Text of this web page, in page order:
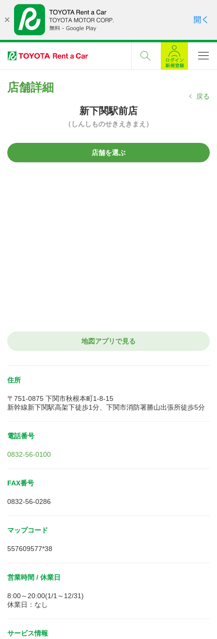
店舗詳細
戻る
新下関駅前店
（しんしものせきえきまえ）
店舗を選ぶ
地図アプリで見る
住所
〒751-0875 下関市秋根本町1-8-15
新幹線新下関駅高架下徒歩1分、下関市消防署勝山出張所徒歩5分
電話番号
0832-56-0100
FAX番号
0832-56-0286
マップコード
557609577*38
営業時間 / 休業日
8:00～20:00(1/1～12/31)
休業日：なし
サービス情報